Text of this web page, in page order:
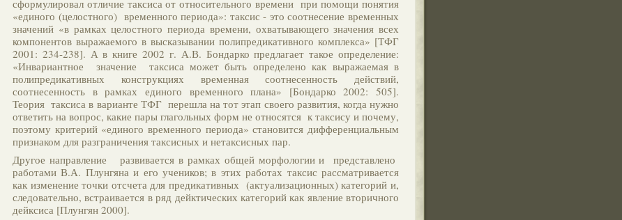
сформулировал отличие таксиса от относительного времени при помощи понятия
«единого (целостного) временного периода»: таксис - это соотнесение временных
значений «в рамках целостного периода времени, охватывающего значения всех
компонентов выражаемого в высказывании полипредикативного комплекса» [ТФГ
2001: 234-238]. А в книге 2002 г. А.В. Бондарко предлагает такое определение:
«Инвариантное значение таксиса может быть определено как выражаемая в
полипредикативных конструкциях временная соотнесенность действий,
соотнесенность в рамках единого временного плана» [Бондарко 2002: 505].
Теория таксиса в варианте ТФГ перешла на тот этап своего развития, когда нужно
ответить на вопрос, какие пары глагольных форм не относятся к таксису и почему,
поэтому критерий «единого временного периода» становится дифференциальным
признаком для разграничения таксисных и нетаксисных пар.
Другое направление развивается в рамках общей морфологии и представлено
работами В.А. Плунгяна и его учеников; в этих работах таксис рассматривается
как изменение точки отсчета для предикативных (актуализационных) категорий и,
следовательно, встраивается в ряд дейктических категорий как явление вторичного
дейксиса [Плунгян 2000].